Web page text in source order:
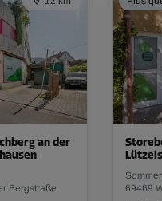
EUR/mois
EUR/mois
an der
Bergstraße
69469